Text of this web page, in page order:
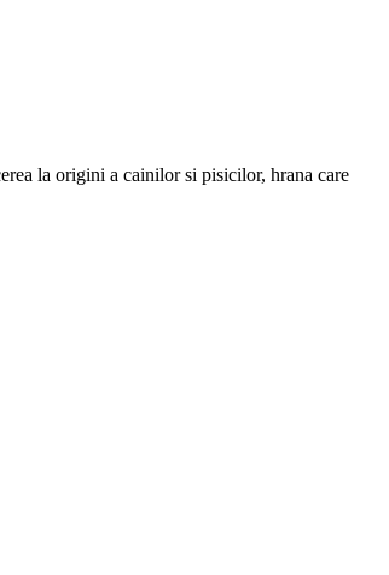
la origini a cainilor si pisicilor, hrana care